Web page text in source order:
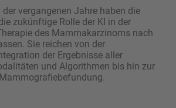
vergangenen Jahre haben die
zukünftige Rolle der KI in der
des Mammakarzinoms nach
Sie reichen von der
der Ergebnisse aller
und Algorithmen bis hin zur